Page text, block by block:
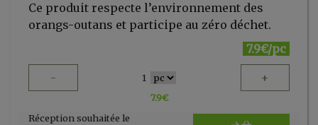
Ce produit respecte l’environnement des
orangs-outans et participe au zéro déchet.
7.9€/pc
- 1 +
7.9€
Réception souhaitée le